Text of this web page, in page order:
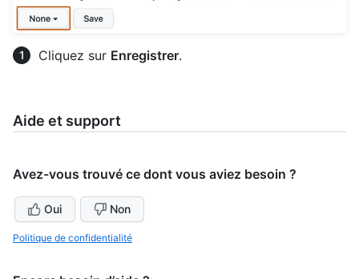
Cliquez sur Enregistrer.
Aide et support
Avez-vous trouvé ce dont vous aviez besoin ?
Oui Non
Politique de confidentialité